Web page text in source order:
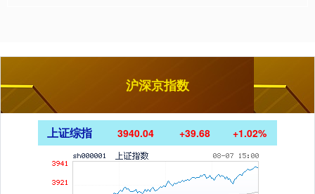
沪深京指数
上证综指 3940.04 +39.68 +1.02%